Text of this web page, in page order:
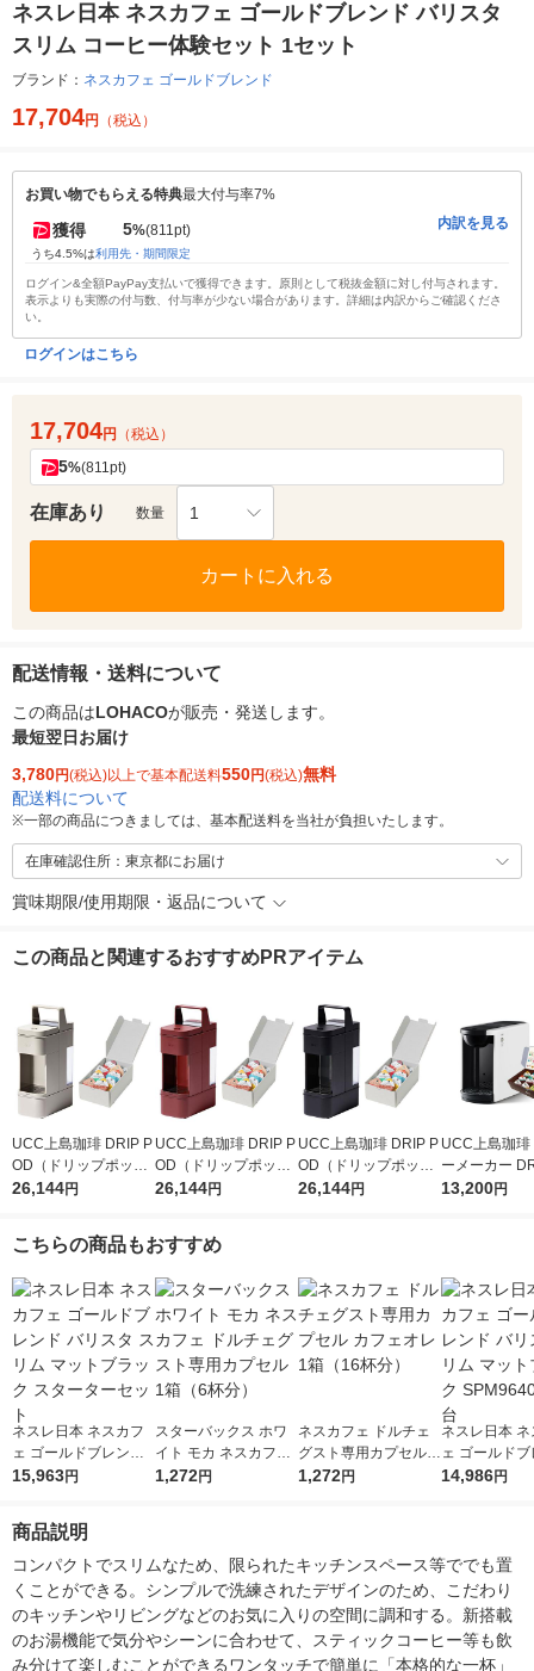
ネスレ日本 ネスカフェ ゴールドブレンド バリスタ
スリム コーヒー体験セット 1セット
ブランド： ネスカフェ ゴールドブレンド
17,704円 （税込）
お買い物でもらえる特典最大付与率7%
獲得 5%(811pt)
うち4.5%は利用先・期間限定
内訳を見る
ログイン&全額PayPay支払いで獲得できます。原則として税抜金額に対し付与されます。
表示よりも実際の付与数、付与率が少ない場合があります。詳細は内訳からご確認くださ
い。
ログインはこちら
17,704円 （税込）
5%(811pt)
在庫あり 数量 1
カートに入れる
配送情報・送料について
この商品はLOHACOが販売・発送します。
最短翌日お届け
3,780円(税込)以上で基本配送料550円(税込)無料
配送料について
※一部の商品につきましては、基本配送料を当社が負担いたします。
在庫確認住所：東京都にお届け
賞味期限/使用期限・返品について
この商品と関連するおすすめPRアイテム
UCC上島珈琲 DRIP P
OD（ドリップポッ
ド）YOUBI（ヨウ
ィングキット付
26,144円
UCC上島珈琲 DRIP P
OD（ドリップポッ
ド）YOUBI（ヨウ
ングキット付
26,144円
UCC上島珈琲 DRIP P
OD（ドリップポッ
ド）YOUBI（ヨウ
26,144円
UCC上島珈琲
ーメーカー
D（ドリップ
13,200円
こちらの商品もおすすめ
ネスレ日本 ネスカフ
ェ ゴールドブレンド
バリスタ スリム マッ
15,963円
スターバックス ホワ
イト モカ ネスカフェ
ドルチェグスト専用カ
1,272円
ネスカフェ ドルチェ
グスト専用カプセル
カフェオレ 1箱（16杯
1,272円
ネスレ日本
ェ ゴールド
バリスタ ス
14,986円
商品説明
コンパクトでスリムなため、限られたキッチンスペース等ででも置
くことができる。シンプルで洗練されたデザインのため、こだわり
のキッチンやリビングなどのお気に入りの空間に調和する。新搭載
のお湯機能で気分やシーンに合わせて、スティックコーヒー等も飲
み分けて楽しむことができるワンタッチで簡単に「本格的な一杯」